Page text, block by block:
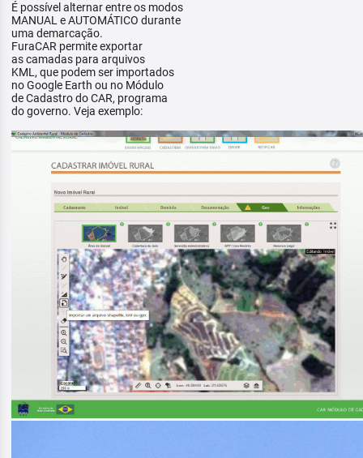
É possível alternar entre os modos
MANUAL e AUTOMÁTICO durante
uma demarcação.
FuraCAR permite exportar
as camadas para arquivos
KML, que podem ser importados
no Google Earth ou no Módulo
de Cadastro do CAR, programa
do governo. Veja exemplo: